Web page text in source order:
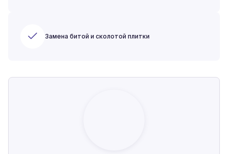
Замена битой и сколотой плитки